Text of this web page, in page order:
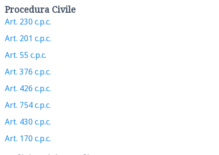
Procedura Civile
Art. 230 c.p.c.
Art. 201 c.p.c.
Art. 55 c.p.c.
Art. 376 c.p.c.
Art. 426 c.p.c.
Art. 754 c.p.c.
Art. 430 c.p.c.
Art. 170 c.p.c.